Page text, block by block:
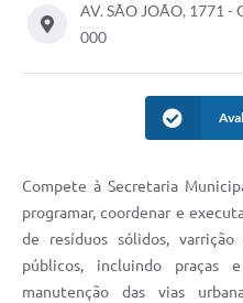
AV. SÃO JOÃO, 1771 -
000
Compete à Secretaria
programar, coordenar e
de resíduos sólidos,
públicos, incluindo praças
manutenção das vias